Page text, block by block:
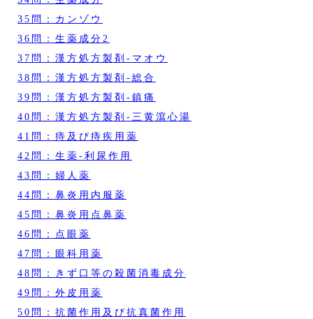
35問：カンゾウ
36問：生薬成分2
37問：漢方処方製剤‐マオウ
38問：漢方処方製剤‐総合
39問：漢方処方製剤‐鎮痛
40問：漢方処方製剤‐三黄瀉心湯
41問：痔及び痔疾用薬
42問：生薬‐利尿作用
43問：婦人薬
44問：鼻炎用内服薬
45問：鼻炎用点鼻薬
46問：点眼薬
47問：眼科用薬
48問：きず口等の殺菌消毒成分
49問：外皮用薬
50問：抗菌作用及び抗真菌作用